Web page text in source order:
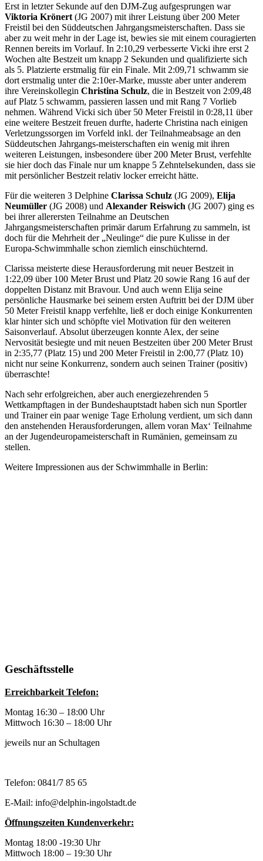
Erst in letzter Sekunde auf den DJM-Zug aufgesprungen war
Viktoria Krönert (JG 2007) mit ihrer Leistung über 200 Meter
Freistil bei den Süddeutschen Jahrgangsmeisterschaften. Dass sie
aber zu weit mehr in der Lage ist, bewies sie mit einem couragierten
Rennen bereits im Vorlauf. In 2:10,29 verbesserte Vicki ihre erst 2
Wochen alte Bestzeit um knapp 2 Sekunden und qualifizierte sich
als 5. Platzierte erstmalig für ein Finale. Mit 2:09,71 schwamm sie
dort erstmalig unter die 2:10er-Marke, musste aber unter anderem
ihre Vereinskollegin Christina Schulz, die in Bestzeit von 2:09,48
auf Platz 5 schwamm, passieren lassen und mit Rang 7 Vorlieb
nehmen. Während Vicki sich über 50 Meter Freistil in 0:28,11 über
eine weitere Bestzeit freuen durfte, haderte Christina nach einigen
Verletzungssorgen im Vorfeld inkl. der Teilnahmeabsage an den
Süddeutschen Jahrgangs-meisterschaften ein wenig mit ihren
weiteren Leistungen, insbesondere über 200 Meter Brust, verfehlte
sie hier doch das Finale nur um knappe 5 Zehntelsekunden, dass sie
mit persönlicher Bestzeit relativ locker erreicht hätte.
Für die weiteren 3 Delphine Clarissa Schulz (JG 2009), Elija
Neumüller (JG 2008) und Alexander Reiswich (JG 2007) ging es
bei ihrer allerersten Teilnahme an Deutschen
Jahrgangsmeisterschaften primär darum Erfahrung zu sammeln, ist
doch für die Mehrheit der „Neulinge“ die pure Kulisse in der
Europa-Schwimmhalle schon ziemlich einschüchternd.
Clarissa meisterte diese Herausforderung mit neuer Bestzeit in
1:22,09 über 100 Meter Brust und Platz 20 sowie Rang 16 auf der
doppelten Distanz mit Bravour. Und auch wenn Elija seine
persönliche Hausmarke bei seinem ersten Auftritt bei der DJM über
50 Meter Freistil knapp verfehlte, ließ er doch einige Konkurrenten
klar hinter sich und schöpfte viel Motivation für den weiteren
Saisonverlauf. Absolut überzeugen konnte Alex, der seine
Nervosität besiegte und mit neuen Bestzeiten über 200 Meter Brust
in 2:35,77 (Platz 15) und 200 Meter Freistil in 2:00,77 (Platz 10)
nicht nur seine Konkurrenz, sondern auch seinen Trainer (positiv)
überraschte!
Nach sehr erfolgreichen, aber auch energiezehrenden 5
Wettkampftagen in der Bundeshauptstadt haben sich nun Sportler
und Trainer ein paar wenige Tage Erholung verdient, um sich dann
den anstehenden Herausforderungen, allem voran Max‘ Teilnahme
an der Jugendeuropameisterschaft in Rumänien, gemeinsam zu
stellen.
Weitere Impressionen aus der Schwimmhalle in Berlin:
Geschäftsstelle
Erreichbarkeit Telefon:
Montag 16:30 – 18:00 Uhr
Mittwoch 16:30 – 18:00 Uhr
jeweils nur an Schultagen
Telefon: 0841/7 85 65
E-Mail: info@delphin-ingolstadt.de
Öffnungszeiten Kundenverkehr:
Montag 18:00 -19:30 Uhr
Mittwoch 18:00 – 19:30 Uhr